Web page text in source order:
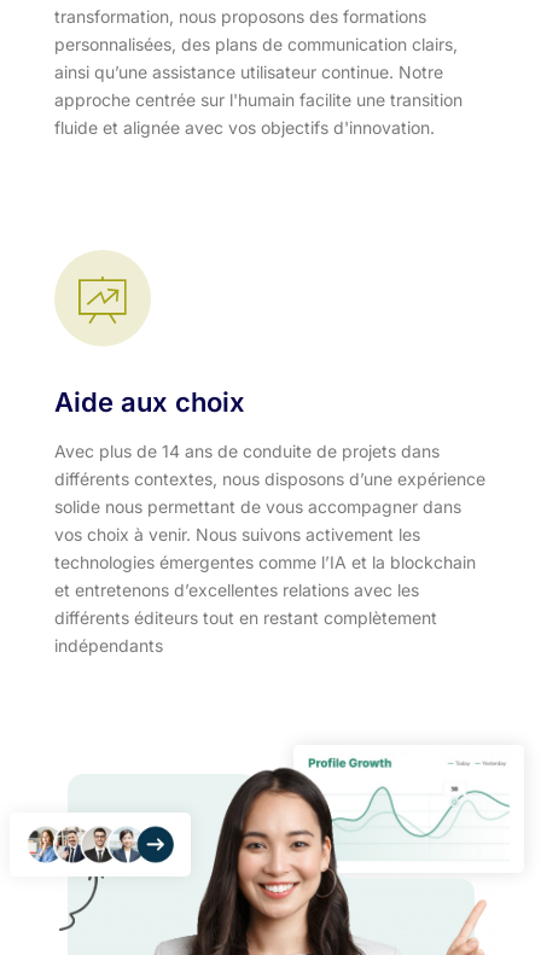
transformation, nous proposons des formations
personnalisées, des plans de communication clairs,
ainsi qu’une assistance utilisateur continue. Notre
approche centrée sur l'humain facilite une transition
fluide et alignée avec vos objectifs d'innovation.​
Aide aux choix
Avec plus de 14 ans de conduite de projets dans
différents contextes, nous disposons d’une expérience
solide nous permettant de vous accompagner dans
vos choix à venir. Nous suivons activement les
technologies émergentes comme l’IA et la blockchain
et entretenons d’excellentes relations avec les
différents éditeurs tout en restant complètement
indépendants